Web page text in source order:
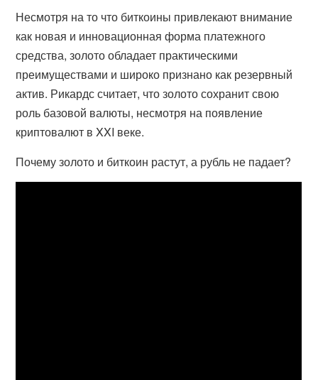
Несмотря на то что биткоины привлекают внимание
как новая и инновационная форма платежного
средства, золото обладает практическими
преимуществами и широко признано как резервный
актив. Рикардс считает, что золото сохранит свою
роль базовой валюты, несмотря на появление
криптовалют в XXI веке.
Почему золото и биткоин растут, а рубль не падает?